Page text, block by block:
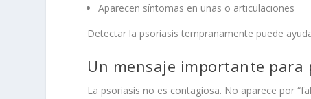
Aparecen síntomas en uñas o articulaciones
Detectar la psoriasis tempranamente puede
Un mensaje importante para
La psoriasis no es contagiosa. No aparece por